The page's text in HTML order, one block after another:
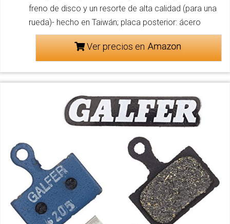
freno de disco y un resorte de alta calidad (para una
rueda)- hecho en Taiwán; placa posterior: ácero
Ver precios en